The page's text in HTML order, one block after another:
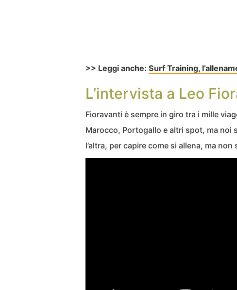
>> Leggi anche: Surf Training,
L’intervista a Leo
Fioravanti è sempre in giro tra i mille
Marocco, Portogallo e altri spot, ma noi
l’altra, per capire come si allena, ma non